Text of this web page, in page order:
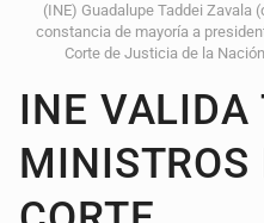
(INE) Guadalupe Taddei Zavala
constancia de mayoría a
Corte de Justicia de la
INE VALIDA
MINISTROS